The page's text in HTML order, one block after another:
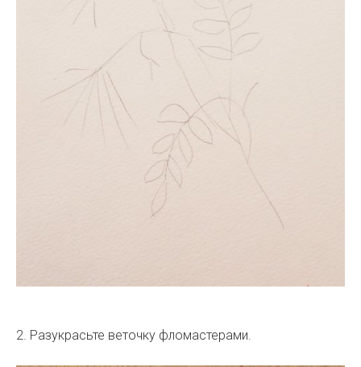
2. Разукрасьте веточку фломастерами.